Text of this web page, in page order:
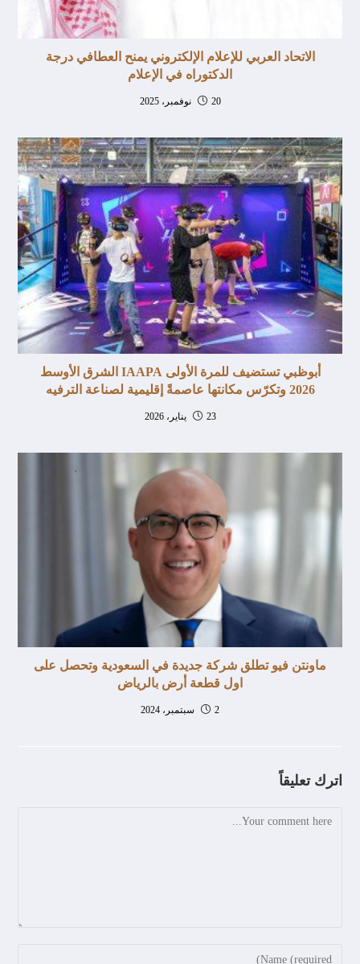
الاتحاد العربي للإعلام الإلكتروني يمنح العطافي درجة
الدكتوراه في الإعلام
20 نوفمبر، 2025
أبوظبي تستضيف للمرة الأولى IAAPA الشرق الأوسط
2026 وتكرّس مكانتها عاصمةً إقليمية لصناعة الترفيه
23 يناير، 2026
ماونتن فيو تطلق شركة جديدة في السعودية وتحصل على
اول قطعة أرض بالرياض
2 سبتمبر، 2024
اترك تعليقاً